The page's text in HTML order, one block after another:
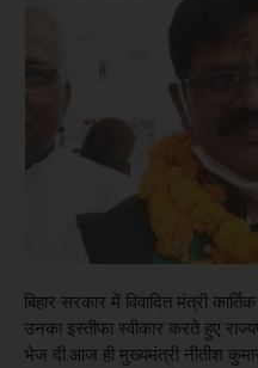
बिहार सरकार में विवादित मंत्री
उनका इस्तीफा स्वीकार करते हुए
भेज दी.आज ही मुख्यमंत्री नीतीश